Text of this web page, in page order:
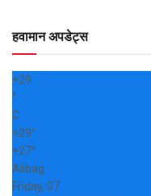
हवामान अपडेट्स
+29
°
C
+29°
+27°
Alibag
Friday, 07